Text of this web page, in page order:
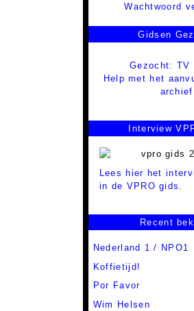
Wachtwoord
Gidsen
Gezocht: TV
Help met het
Interview
Lees hier het
in de VPRO gids.
Recent
Nederland 1 / NPO1
Koffietijd!
Por Favor
Wim Helsen